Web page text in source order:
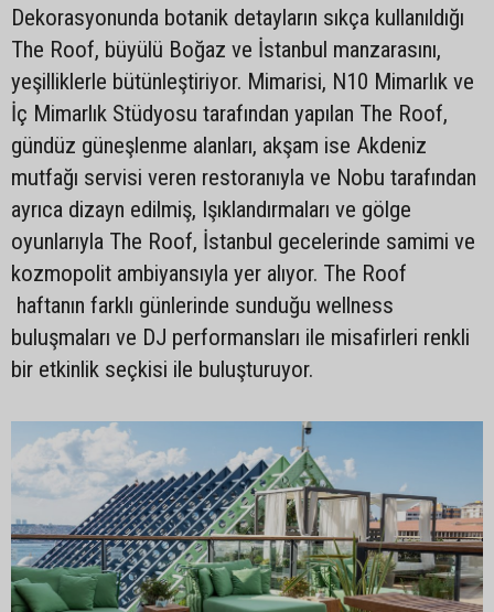
Dekorasyonunda botanik detayların sıkça kullanıldığı
The Roof, büyülü Boğaz ve İstanbul manzarasını,
yeşilliklerle bütünleştiriyor. Mimarisi, N10 Mimarlık ve
İç Mimarlık Stüdyosu tarafından yapılan The Roof,
gündüz güneşlenme alanları, akşam ise Akdeniz
mutfağı servisi veren restoranıyla ve Nobu tarafından
ayrıca dizayn edilmiş, Işıklandırmaları ve gölge
oyunlarıyla The Roof, İstanbul gecelerinde samimi ve
kozmopolit ambiyansıyla yer alıyor. The Roof
haftanın farklı günlerinde sunduğu wellness
buluşmaları ve DJ performansları ile misafirleri renkli
bir etkinlik seçkisi ile buluşturuyor.